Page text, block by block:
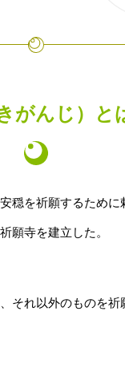
がんじ）
を祈願するために
願寺を建立した。
それ以外のものを祈